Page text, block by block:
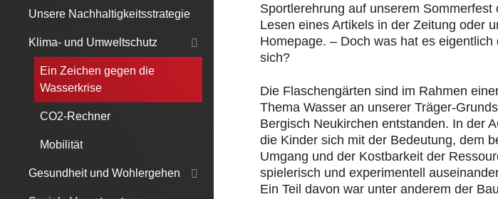
Sportlerehrung auf unserem Sommerfest
Lesen eines Artikels in der Zeitung oder
Homepage. – Doch was hat es eigentlich
sich?
Die Flaschengärten sind im Rahmen
Thema Wasser an unserer Träger-
Bergisch Neukirchen entstanden. In der
die Kinder sich mit der Bedeutung, dem
Umgang und der Kostbarkeit der
spielerisch und experimentell
Ein Teil davon war unter anderem der
Unsere Nachhaltigkeitsstrategie
Klima- und Umweltschutz
Ein Zeichen gegen die
Wasserkrise
CO2-Rechner
Mobilität
Gesundheit und Wohlergehen